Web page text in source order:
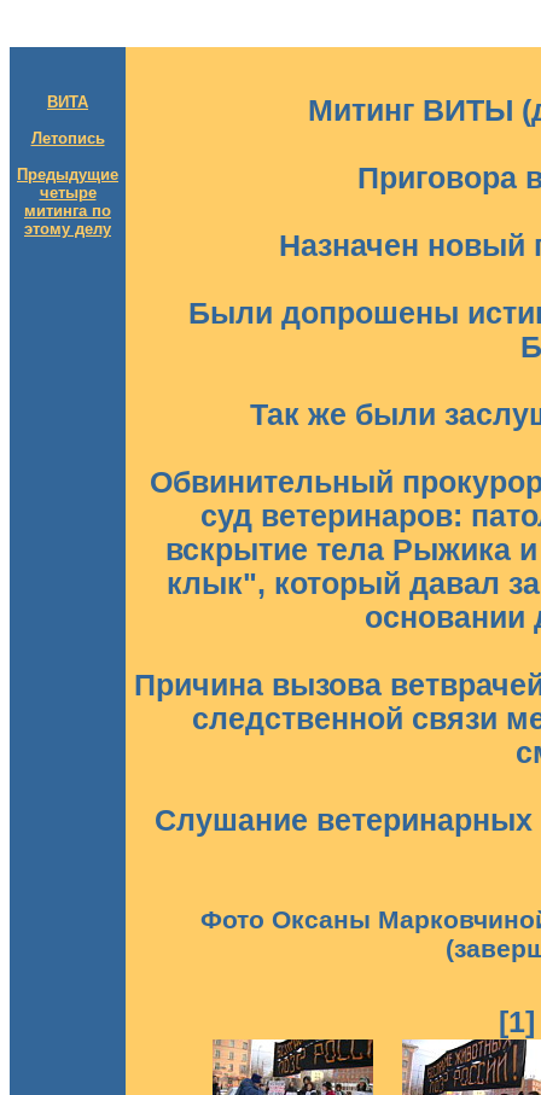
ВИТА
Летопись
Предыдущие
четыре
митинга по
этому делу
Митинг ВИТЫ
Приговора
Назначен новый
Были допрошены
Так же были
Обвинительный
суд ветеринаров:
вскрытие тела Рыжика
клык", который давал
основании
Причина вызова
следственной связи
Слушание ветеринарных
Фото Оксаны